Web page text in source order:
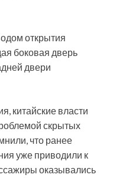
открытия
боковая дверь
двери
китайские власти
скрытых
что ранее
уже приводили к
оказывались